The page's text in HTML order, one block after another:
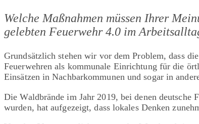
Welche Maßnahmen müssen Ihrer
gelebten Feuerwehr 4.0 im
Grundsätzlich stehen wir vor dem Problem, dass
Feuerwehren als kommunale Einrichtung für die
Einsätzen in Nachbarkommunen und sogar in
Die Waldbrände im Jahr 2019, bei denen deutsche
wurden, hat aufgezeigt, dass lokales Denken